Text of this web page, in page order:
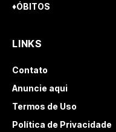
♦ÓBITOS
LINKS
Contato
Anuncie aqui
Termos de Uso
Política de Privacidade